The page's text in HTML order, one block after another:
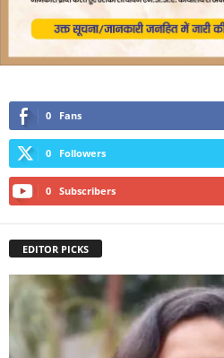
0 Fans
0 Followers
0 Subscribers
EDITOR PICKS